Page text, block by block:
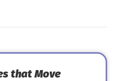
that Move